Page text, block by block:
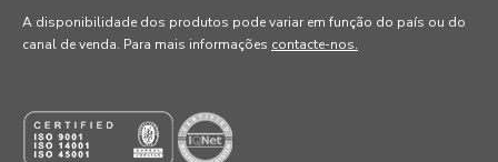
A disponibilidade dos produtos pode variar em função do país ou do
canal de venda. Para mais informações contacte-nos.